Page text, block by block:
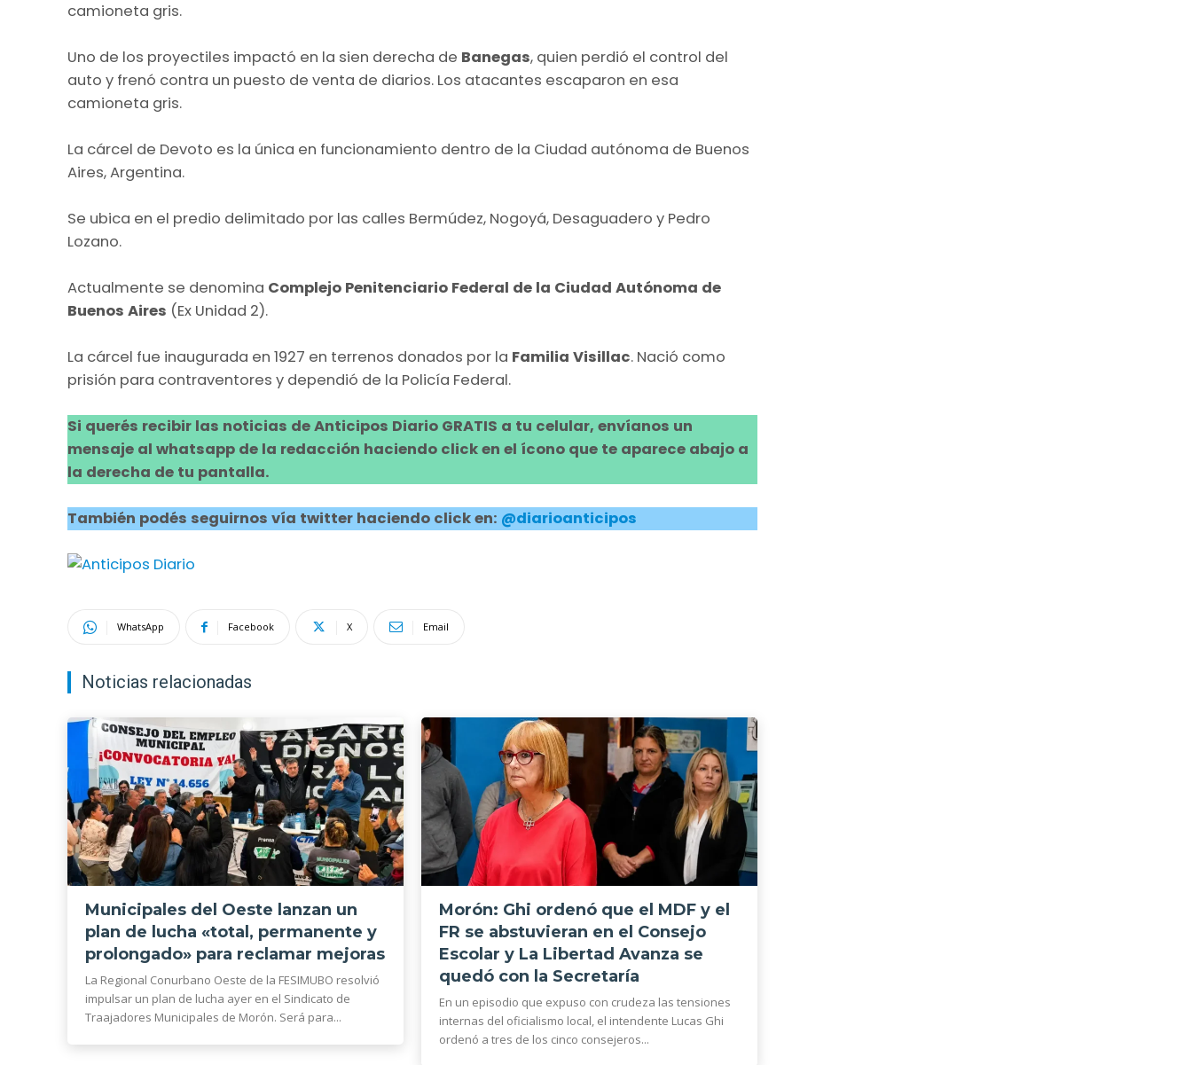
camioneta gris.
Uno de los proyectiles impactó en la sien derecha de Banegas, quien perdió el control del
auto y frenó contra un puesto de venta de diarios. Los atacantes escaparon en esa
camioneta gris.
La cárcel de Devoto es la única en funcionamiento dentro de la Ciudad autónoma de Buenos
Aires, Argentina.
Se ubica en el predio delimitado por las calles Bermúdez, Nogoyá, Desaguadero y Pedro
Lozano.​
Actualmente se denomina Complejo Penitenciario Federal de la Ciudad Autónoma de
Buenos Aires (Ex Unidad 2).
La cárcel fue inaugurada en 1927 en terrenos donados por la Familia Visillac. Nació como
prisión para contraventores y dependió de la Policía Federal.
Si querés recibir las noticias de Anticipos Diario GRATIS a tu celular, envíanos un
mensaje al whatsapp de la redacción haciendo click en el ícono que te aparece abajo a
la derecha de tu pantalla.
También podés seguirnos vía twitter haciendo click en: @diarioanticipos
WhatsApp Facebook X Email
Noticias relacionadas
Municipales del Oeste lanzan un
plan de lucha «total, permanente y
prolongado» para reclamar mejoras
La Regional Conurbano Oeste de la FESIMUBO resolvió
impulsar un plan de lucha ayer en el Sindicato de
Traajadores Municipales de Morón. Será para...
Morón: Ghi ordenó que el MDF y el
FR se abstuvieran en el Consejo
Escolar y La Libertad Avanza se
quedó con la Secretaría
En un episodio que expuso con crudeza las tensiones
internas del oficialismo local, el intendente Lucas Ghi
ordenó a tres de los cinco consejeros...